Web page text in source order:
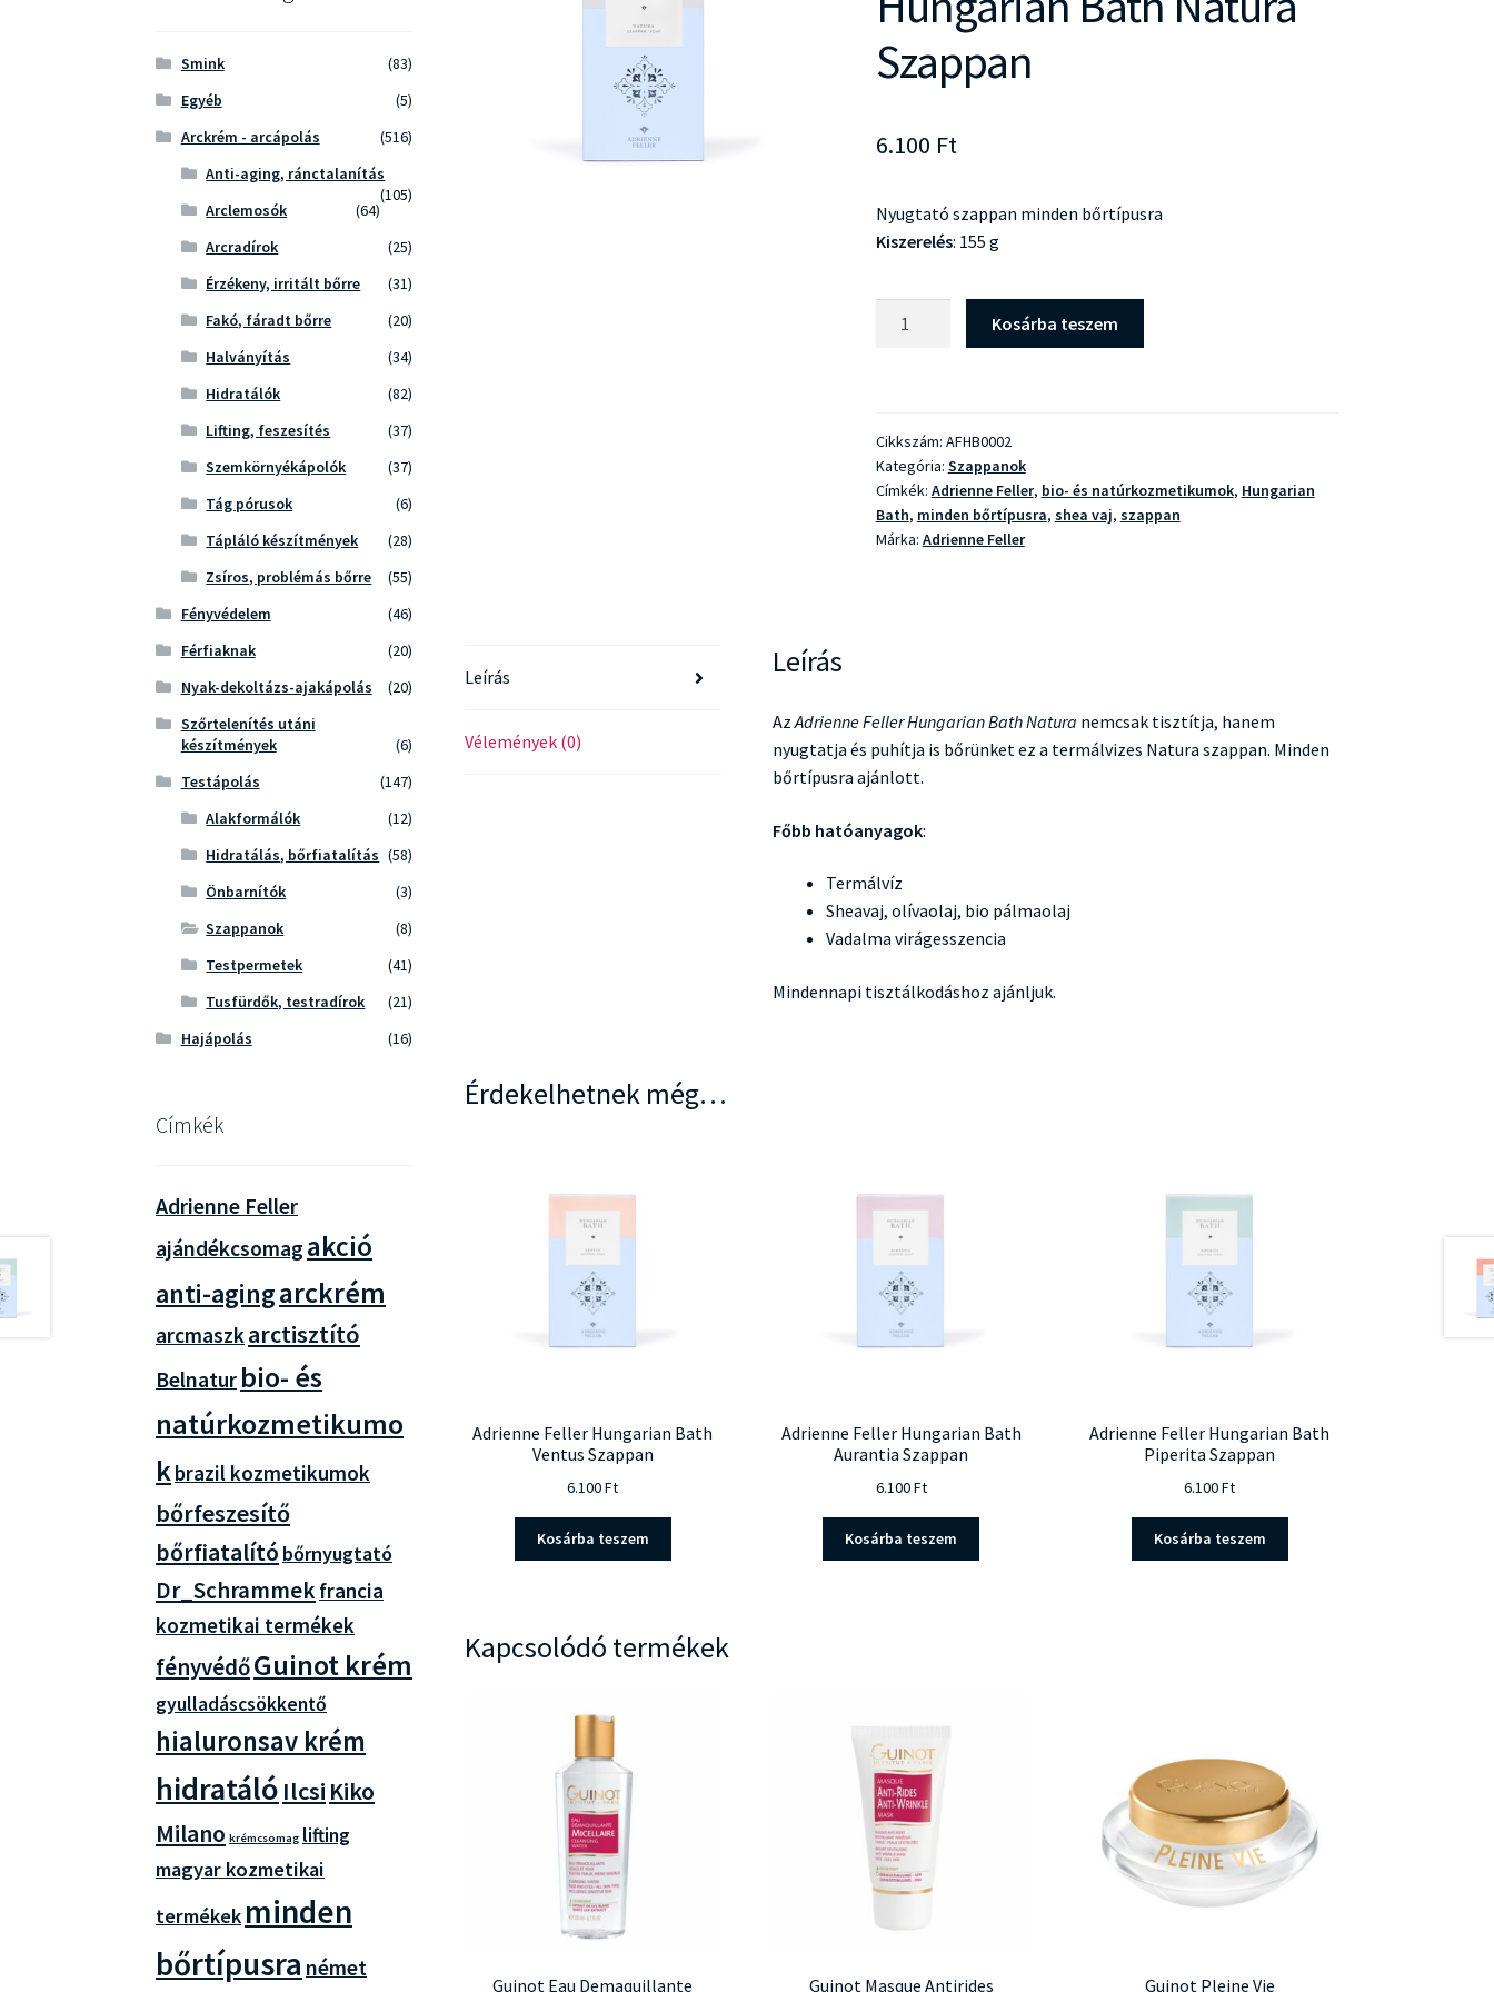
Szappan
6.100 Ft
Nyugtató szappan minden bőrtípusra
Kiszerelés: 155 g
Szappan
mennyiség
Kosárba teszem
Cikkszám: AFHB0002
Kategória: Szappanok
Címkék: Adrienne Feller, bio- és natúrkozmetikumok, Hungarian
Bath, minden bőrtípusra, shea vaj, szappan
Márka: Adrienne Feller
Leírás
Vélemények (0)
Leírás
AzAdrienne Feller Hungarian Bath Natura nemcsak tisztítja, hanem
nyugtatja és puhítja is bőrünket ez a termálvizes Natura szappan. Minden
bőrtípusra ajánlott.
Főbb hatóanyagok:
Termálvíz
Sheavaj, olívaolaj, bio pálmaolaj
Vadalma virágesszencia
Mindennapi tisztálkodáshoz ajánljuk.
Érdekelhetnek még…
Adrienne Feller Hungarian Bath
Ventus Szappan
6.100Ft
Kosárba teszem
Adrienne Feller Hungarian Bath
Aurantia Szappan
6.100Ft
Kosárba teszem
Adrienne Feller Hungarian Bath
Piperita Szappan
6.100Ft
Kosárba teszem
Kapcsolódó termékek
Guinot Eau Demaquillante
Guinot Masque Antirides Guinot Pleine Vie
Smink
(83)
Egyéb
(5)
Arckrém - arcápolás
(516)
Anti-aging, ránctalanítás
(105)
Arclemosók
(64)
Arcradírok
(25)
Érzékeny, irritált bőrre
(31)
Fakó, fáradt bőrre
(20)
Halványítás
(34)
Hidratálók
(82)
Lifting, feszesítés
(37)
Szemkörnyékápolók
(37)
Tág pórusok
(6)
Tápláló készítmények
(28)
Zsíros, problémás bőrre
(55)
Fényvédelem
(46)
Férfiaknak
(20)
Nyak-dekoltázs-ajakápolás
(20)
Szőrtelenítés utáni
készítmények
(6)
Testápolás
(147)
Alakformálók
(12)
Hidratálás, bőrfiatalítás (58)
Önbarnítók
(3)
Szappanok
(8)
Testpermetek
(41)
Tusfürdők, testradírok
(21)
Hajápolás
(16)
Címkék
Adrienne Feller
ajándékcsomag akció
anti-agingarckrém
arcmaszkarctisztító
Belnatur bio- és
natúrkozmetikumo
kbrazil kozmetikumok
bőrfeszesítő
bőrfiatalító bőrnyugtató
Dr_Schrammekfrancia
kozmetikai termékek
fényvédőGuinot krém
gyulladáscsökkentő
hialuronsav krém
hidratáló Ilcsi Kiko
Milano krémcsomag lifting
magyar kozmetikai
termékek minden
bőrtípusra német